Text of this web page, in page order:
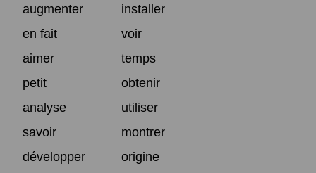
augmenter
installer
en fait
voir
aimer
temps
petit
obtenir
analyse
utiliser
savoir
montrer
développer
origine